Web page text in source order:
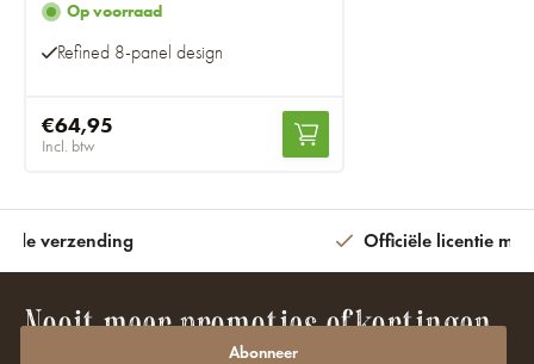
Op voorraad
Refined 8-panel design
€64,95
Incl. btw
verzending Officiële licentie met
Nooit meer promoties of kortingen
Abonneer